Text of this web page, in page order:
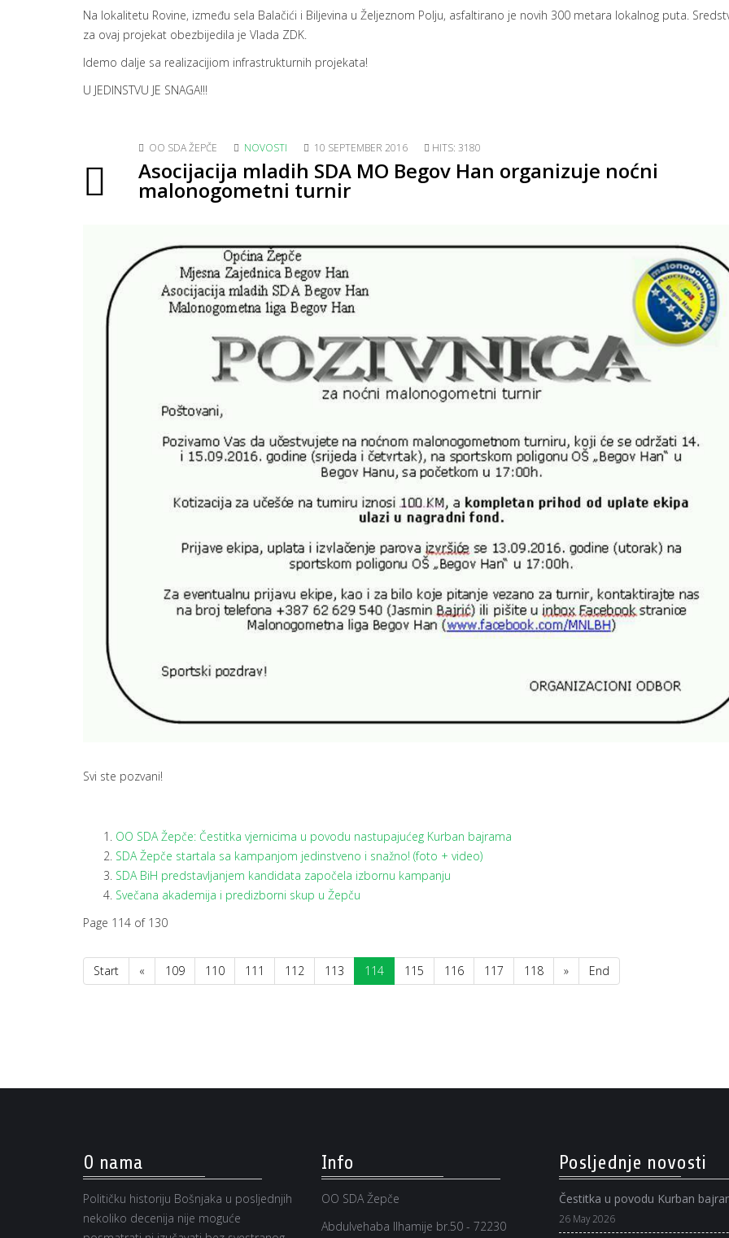
Na lokalitetu Rovine, između sela Balačići i Biljevina u Željeznom Polju, asfaltirano je novih 300 metara lokalnog puta.
za ovaj projekat obezbijedila je Vlada ZDK.
Idemo dalje sa realizacijiom infrastrukturnih projekata!
U JEDINSTVU JE SNAGA!!!
OO SDA ŽEPČE NOVOSTI 10 SEPTEMBER 2016 HITS: 3180
Asocijacija mladih SDA MO Begov Han organizuje noćni
malonogometni turnir
Svi ste pozvani!
OO SDA Žepče: Čestitka vjernicima u povodu nastupajućeg Kurban bajrama
SDA Žepče startala sa kampanjom jedinstveno i snažno! (foto + video)
SDA BiH predstavljanjem kandidata započela izbornu kampanju
Svečana akademija i predizborni skup u Žepču
Page 114 of 130
Start « 109 110 111 112 113 114 115 116 117 118 » End
O nama
Političku historiju Bošnjaka u posljednjih
nekoliko decenija nije moguće
Info
OO SDA Žepče
Abdulvehaba Ilhamije br.50 - 72230
Posljednje novosti
Čestitka u povodu Kurban
26 May 2026